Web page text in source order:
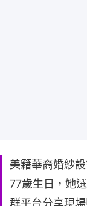
美籍華裔婚紗
77歲生日，她
群平台分享現